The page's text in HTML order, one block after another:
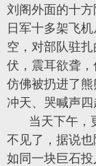
刘阁外面的十
日军十多架飞
空，对部队驻
伏，震耳欲聋
仿佛被扔进了
冲天、哭喊声四
当天下午，
不见了，据说也
如同一块巨石